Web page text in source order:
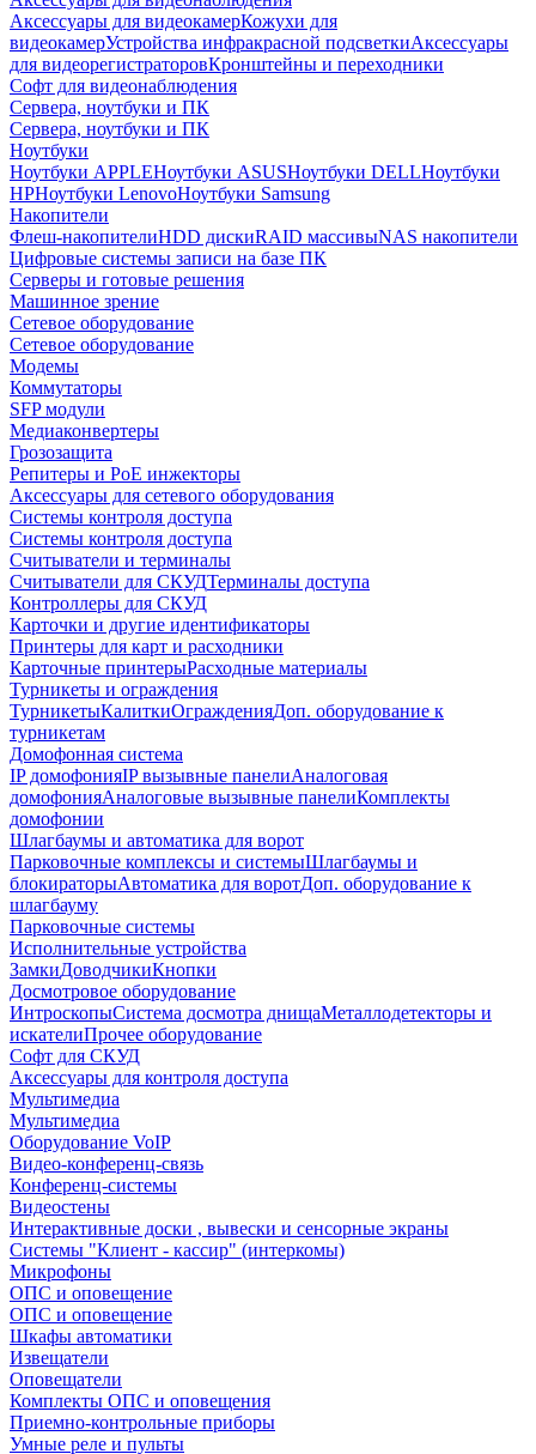
Аксессуары для видеокамерКожухи для
видеокамерУстройства инфракрасной подсветкиАксессуары
для видеорегистраторовКронштейны и переходники
Софт для видеонаблюдения
Сервера, ноутбуки и ПК
Сервера, ноутбуки и ПК
Ноутбуки
Ноутбуки APPLEНоутбуки ASUSНоутбуки DELLНоутбуки
HPНоутбуки LenovoНоутбуки Samsung
Накопители
Флеш-накопителиHDD дискиRAID массивыNAS накопители
Цифровые системы записи на базе ПК
Серверы и готовые решения
Машинное зрение
Сетевое оборудование
Сетевое оборудование
Модемы
Коммутаторы
SFP модули
Медиаконвертеры
Грозозащита
Репитеры и PoE инжекторы
Аксессуары для сетевого оборудования
Системы контроля доступа
Системы контроля доступа
Считыватели и терминалы
Считыватели для СКУДТерминалы доступа
Контроллеры для СКУД
Карточки и другие идентификаторы
Принтеры для карт и расходники
Карточные принтерыРасходные материалы
Турникеты и ограждения
ТурникетыКалиткиОгражденияДоп. оборудование к
турникетам
Домофонная система
IP домофонияIP вызывные панелиАналоговая
домофонияАналоговые вызывные панелиКомплекты
домофонии
Шлагбаумы и автоматика для ворот
Парковочные комплексы и системыШлагбаумы и
блокираторыАвтоматика для воротДоп. оборудование к
шлагбауму
Парковочные системы
Исполнительные устройства
ЗамкиДоводчикиКнопки
Досмотровое оборудование
ИнтроскопыСистема досмотра днищаМеталлодетекторы и
искателиПрочее оборудование
Софт для СКУД
Аксессуары для контроля доступа
Мультимедиа
Мультимедиа
Оборудование VoIP
Видео-конференц-связь
Конференц-системы
Видеостены
Интерактивные доски , вывески и сенсорные экраны
Системы "Клиент - кассир" (интеркомы)
Микрофоны
ОПС и оповещение
ОПС и оповещение
Шкафы автоматики
Извещатели
Оповещатели
Комплекты ОПС и оповещения
Приемно-контрольные приборы
Умные реле и пульты